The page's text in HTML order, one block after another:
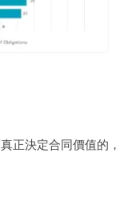
正決定合同價值的，